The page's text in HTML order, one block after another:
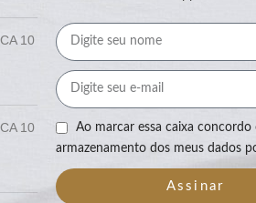
10
10
Ao marcar essa caixa concordo
armazenamento dos meus dados
Assinar